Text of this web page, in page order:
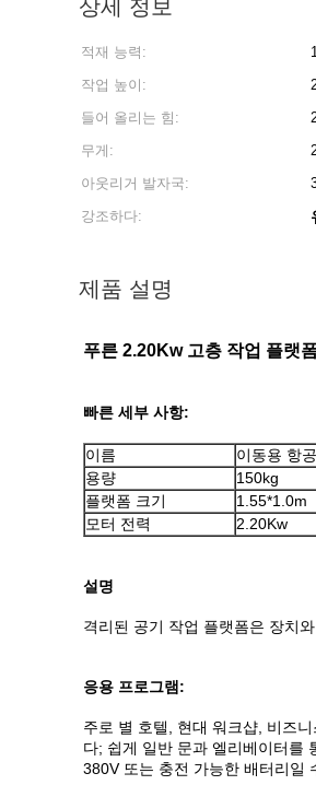
상세 정보
적재 능력:
작업 높이:
들어 올리는 힘:
무게:
아웃리거 발자국:
강조하다:
제품 설명
푸른 2.20Kw 고층 작업 플랫
빠른 세부 사항:
이름 이동용 항
용량
150kg
플랫폼 크기
1.55*1.0m
모터 전력
2.20Kw
설명
격리된 공기 작업 플랫폼은 장치
응용 프로그램:
주로 별 호텔, 현대 워크샵, 비즈
다; 쉽게 일반 문과 엘리베이터를
380V 또는 충전 가능한 배터리일